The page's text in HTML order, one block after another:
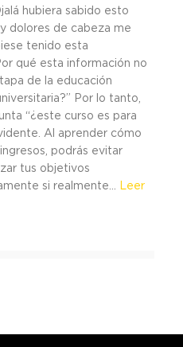
hubiera sabido esto
dolores de cabeza me
tenido esta
qué esta información no
de la educación
Por lo tanto,
“¿este curso es para
Al aprender cómo
podrás evitar
tus objetivos
si realmente
Leer